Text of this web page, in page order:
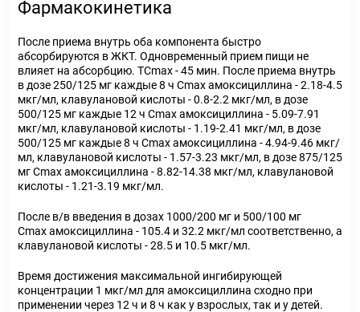
Фармакокинетика
После приема внутрь оба компонента быстро
абсорбируются в ЖКТ. Одновременный прием пищи не
влияет на абсорбцию. TCmax - 45 мин. После приема внутрь
в дозе 250/125 мг каждые 8 ч Cmax амоксициллина - 2.18-4.5
мкг/мл, клавулановой кислоты - 0.8-2.2 мкг/мл, в дозе
500/125 мг каждые 12 ч Cmax амоксициллина - 5.09-7.91
мкг/мл, клавулановой кислоты - 1.19-2.41 мкг/мл, в дозе
500/125 мг каждые 8 ч Cmax амоксициллина - 4.94-9.46 мкг/
мл, клавулановой кислоты - 1.57-3.23 мкг/мл, в дозе 875/125
мг Cmax амоксициллина - 8.82-14.38 мкг/мл, клавулановой
кислоты - 1.21-3.19 мкг/мл.
После в/в введения в дозах 1000/200 мг и 500/100 мг
Cmax амоксициллина - 105.4 и 32.2 мкг/мл соответственно, а
клавулановой кислоты - 28.5 и 10.5 мкг/мл.
Время достижения максимальной ингибирующей
концентрации 1 мкг/мл для амоксициллина сходно при
применении через 12 ч и 8 ч как у взрослых, так и у детей.